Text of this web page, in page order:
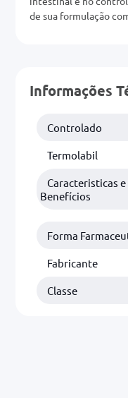
de sua formulação
Informações
Controlado
Termolabil
Caracteristicas e
Benefícios
Forma
Fabricante
Classe